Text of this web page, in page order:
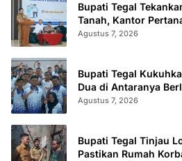
Bupati Tegal
Tanah, Kantor
Sertifikat Terbit
Agustus 7, 2026
Bupati Tegal
Dua di Antaranya
Agustus 7, 2026
Bupati Tegal Tinjau
Pastikan Rumah